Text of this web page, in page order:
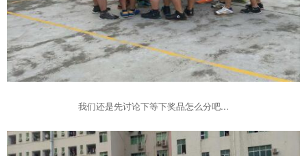
我们还是先讨论下等下奖品怎么分吧...